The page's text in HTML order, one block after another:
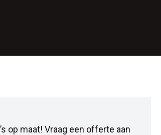
op maat! Vraag een offerte aan